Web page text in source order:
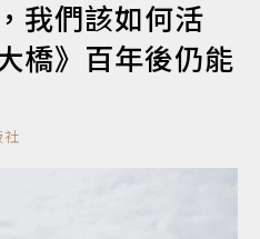
我們該如何活
橋》百年後仍能
社